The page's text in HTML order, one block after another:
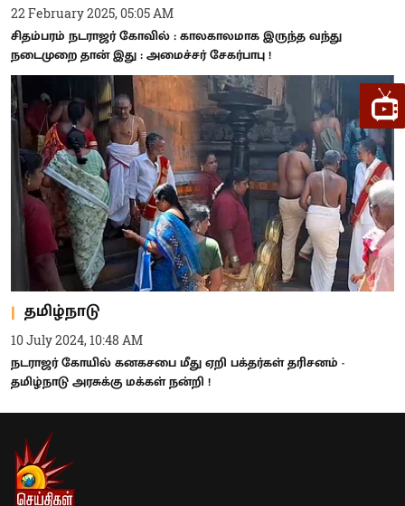
22 February 2025, 05:05 AM
சிதம்பரம் நடராஜர் கோவில் : காலகாலமாக இருந்த வந்து
நடைமுறை தான் இது : அமைச்சர் சேகர்பாபு !
தமிழ்நாடு
10 July 2024, 10:48 AM
நடராஜர் கோயில் கனகசபை மீது ஏறி பக்தர்கள் தரிசனம் -
தமிழ்நாடு அரசுக்கு மக்கள் நன்றி !